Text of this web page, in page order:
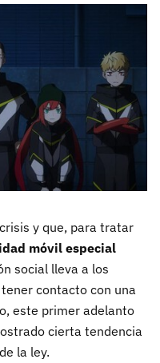
y que, para tratar
móvil especial
social lleva a los
contacto con una
este primer adelanto
cierta tendencia
la ley.